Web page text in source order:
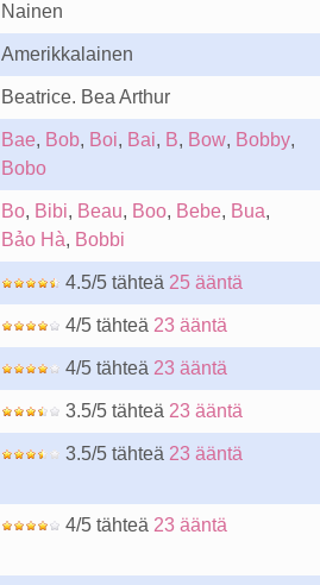
Nainen
Amerikkalainen
Beatrice. Bea Arthur
Bae, Bob, Boi, Bai, B, Bow, Bobby,
Bobo
Bo, Bibi, Beau, Boo, Bebe, Bua,
Bảo Hà, Bobbi
4.5/5 tähteä 25 ääntä
4/5 tähteä 23 ääntä
4/5 tähteä 23 ääntä
3.5/5 tähteä 23 ääntä
3.5/5 tähteä 23 ääntä
4/5 tähteä 23 ääntä